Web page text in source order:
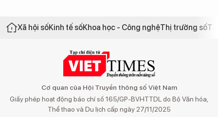
Xã hội sốKinh tế sốKhoa học - Công nghệThị trường số
Cơ quan của Hội Truyền thông số Việt Nam
Giấy phép hoạt động báo chí số 165/GP-BVHTTDL do Bộ Văn hóa,
Thể thao và Du lịch cấp ngày 27/11/2025